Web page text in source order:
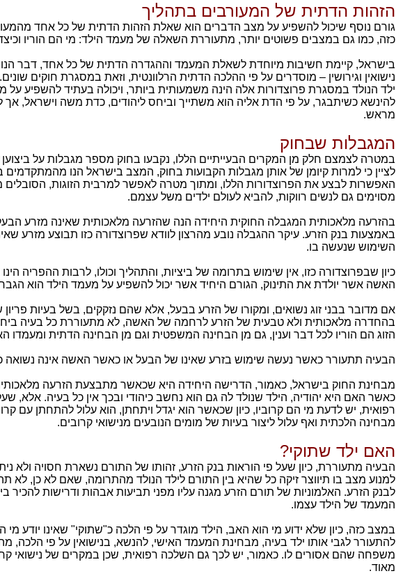
הזהות הדתית של המעורבים בתהליך
גורם נוסף שיכול להשפיע על מצב הדברים הוא שאלת הזהות הדתית של כל אחד
כזה, כמו גם במצבים פשוטים יותר, מתעוררת השאלה של מעמד הילד: מי הם הוריו
בישראל, קיימת חשיבות מיוחדת לשאלת המעמד וההגדרה הדתית של כל אחד, דבר
נישואין וגירושין – מוסדרים על פי ההלכה הדתית הרלוונטית, וזאת במסגרת חוקים
ילד הנולד במסגרת פרוצדורות אלה הינה משמעותית ביותר, ויכולה בעתיד להשפיע על
להינשא כשיתבגר, על פי הדת אליה הוא משתייך וביחס ליהודים, כדת משה וישראל,
מראש.
המגבלות שבחוק
במטרה לצמצם חלק מן המקרים הבעייתיים הללו, נקבעו בחוק מספר מגבלות על
לציין כי למרות קיומן של אותן מגבלות הקבועות בחוק, המצב בישראל הנו
האפשרות לבצע את הפרוצדורות הללו, ומתוך מטרה לאפשר למרבית הזוגות, הסובלים
מסוימים גם לנשים רווקות, להביא לעולם ילדים משל עצמם.
בהזרעה מלאכותית המגבלה החוקית היחידה הנה שהזרעה מלאכותית שאינה מזרע
באמצעות בנק הזרע. עיקר ההגבלה נובע מהרצון לוודא שפרוצדורה כזו תבוצע מזרע
השימוש שנעשה בו.
כיון שבפרוצדורה כזו, אין שימוש בתרומה של ביציות, והתהליך וכולו, לרבות ההפריה
האשה אשר יולדת את התינוק, הגורם היחיד אשר יכול להשפיע על מעמד הילד הוא
אם מדובר בבני זוג נשואים, ומקורו של הזרע בבעל, אלא שהם נזקקים, בשל בעיות
בהחדרה מלאכותית ולא טבעית של הזרע לרחמה של האשה, לא מתעוררת כל בעיה
הזוג הם הוריו לכל דבר וענין, גם מן הבחינה המשפטית וגם מן הבחינה הדתית ומעמדו
הבעיה תתעורר כאשר נעשה שימוש בזרע שאינו של הבעל או כאשר האשה אינה נשואה
מבחינת החוק בישראל, כאמור, הדרישה היחידה היא שכאשר מתבצעת הזרעה
כאשר האם היא יהודיה, הילד שנולד לה גם הוא נחשב כיהודי ובכך אין כל בעיה. אלא,
רפואית, יש לדעת מי הם קרוביו, כיון שכאשר הוא יגדל ויתחתן, הוא עלול להתחתן עם
מבחינה הלכתית ואף עלול ליצור בעיות של מומים הנובעים מנישואי קרובים.
האם ילד שתוקי?
הבעיה מתעוררת, כיון שעל פי הוראות בנק הזרע, זהותו של התורם נשארת חסויה ולא
למנוע מצב בו תיווצר זיקה כל שהיא בין התורם לילד הנולד מהתרומה, שאם לא כן, לא
לבנק הזרע. האלמוניות של תורם הזרע מגנה עליו מפני תביעות אבהות ודרישות להכיר
המעמד של הילד עצמו.
במצב כזה, כיון שלא ידוע מי הוא האב, הילד מוגדר על פי הלכה כ"שתוקי" שאינו יודע מי
להתעורר לגבי אותו ילד בעיה, מבחינת המעמד האישי, להנשא, בנישואין על פי
משפחה שהם אסורים לו. כאמור, יש לכך גם השלכה רפואית, שכן במקרים של נישואי
מאוד.